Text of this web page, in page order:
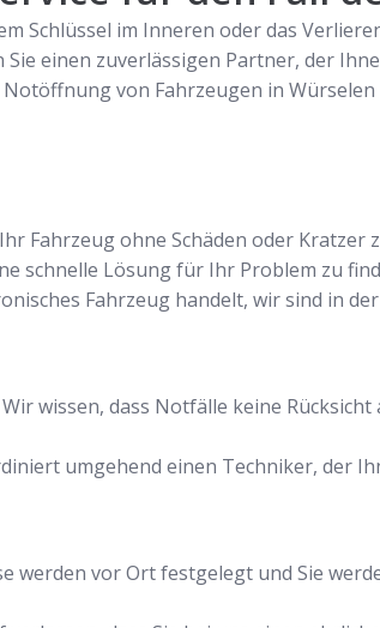
Schlüssel im Inneren oder das
einen zuverlässigen Partner, der
von Fahrzeugen in Würselen
Fahrzeug ohne Schäden oder Kratzer
schnelle Lösung für Ihr Problem zu
Fahrzeug handelt, wir sind in
wissen, dass Notfälle keine
umgehend einen Techniker, der
werden vor Ort festgelegt und Sie